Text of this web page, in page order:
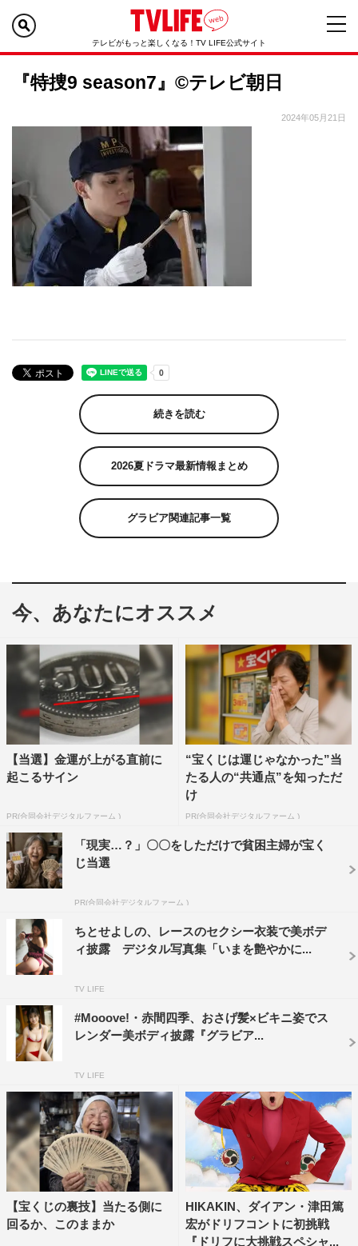
テレビがもっと楽しくなる！TV LIFE公式サイト
『特捜9 season7』©テレビ朝日
2024年05月21日
続きを読む
2026夏ドラマ最新情報まとめ
グラビア関連記事一覧
今、あなたにオススメ
【当選】金運が上がる直前に
起こるサイン
PR(合同会社デジタルファーム )
“宝くじは運じゃなかった”当
たる人の“共通点”を知っただ
け
PR(合同会社デジタルファーム )
「現実…？」〇〇をしただけで貧困主婦が宝く
じ当選
PR(合同会社デジタルファーム )
ちとせよしの、レースのセクシー衣装で美ボデ
ィ披露 デジタル写真集「いまを艶やかに...
TV LIFE
#Mooove!・赤間四季、おさげ髪×ビキニ姿でス
レンダー美ボディ披露『グラビア...
TV LIFE
【宝くじの裏技】当たる側に
回るか、このままか
HIKAKIN、ダイアン・津田篤
宏がドリフコントに初挑戦
『ドリフに大挑戦スペシャ...